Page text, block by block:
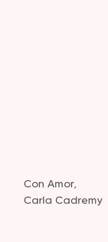
Con Amor,
Carla Cadremy